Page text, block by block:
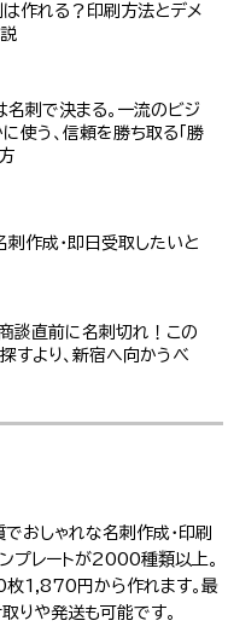
は作れる？印刷方法とデメ
刺で決まる。一流のビジ
使う、信頼を勝ち取る「勝
作成・即日受取したいと
談直前に名刺切れ！この
すより、新宿へ向かうべ
おしゃれな名刺作成・印刷
プレートが2000種類以上。
枚1,870円から作れます。最
りや発送も可能です。